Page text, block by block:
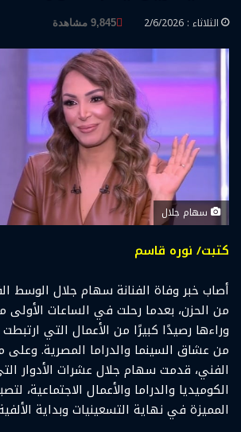
الثلاثاء : 2/6/2026 9,845 مشاهدة
سهام جلال
كتبت/ نوره قاسم
أصاب خبر وفاة الفنانة سهام جلال الوسط
من الحزن، بعدما رحلت في الساعات الأولى
وراءها رصيدًا كبيرًا من الأعمال التي
من عشاق السينما والدراما المصرية. وعلى
الفني، قدمت سهام جلال عشرات الأدوار
الكوميديا والدراما والأعمال الاجتماعية،
المميزة في نهاية التسعينيات وبداية